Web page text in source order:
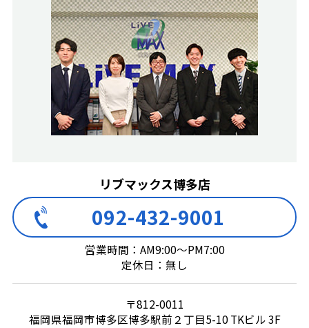
リブマックス博多店
092-432-9001
営業時間：AM9:00～PM7:00
定休日：無し
〒812-0011
福岡県福岡市博多区博多駅前２丁目5-10 TKビル 3F